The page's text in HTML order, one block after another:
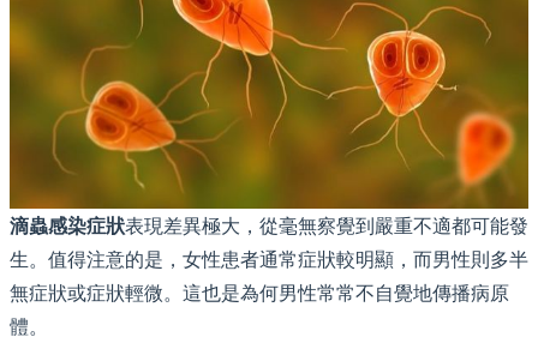
滴蟲感染症狀表現差異極大，從毫無察覺到嚴重不適都可能發
生。值得注意的是，女性患者通常症狀較明顯，而男性則多半
無症狀或症狀輕微。這也是為何男性常常不自覺地傳播病原
體。